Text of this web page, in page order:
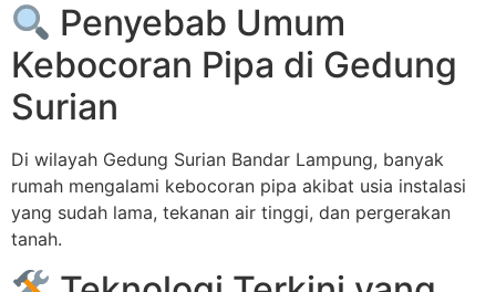
Penyebab Umum
Kebocoran Pipa di Gedung
Surian
Di wilayah Gedung Surian Bandar Lampung, banyak
rumah mengalami kebocoran pipa akibat usia instalasi
yang sudah lama, tekanan air tinggi, dan pergerakan
tanah.